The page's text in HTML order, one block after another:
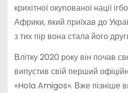
крихітної окупованої нації
Африки, який приїхав до
з тих пір вона стала його
Влітку 2020 року він почав
випустив свій перший
«Hola Amigos». Вже пізніше